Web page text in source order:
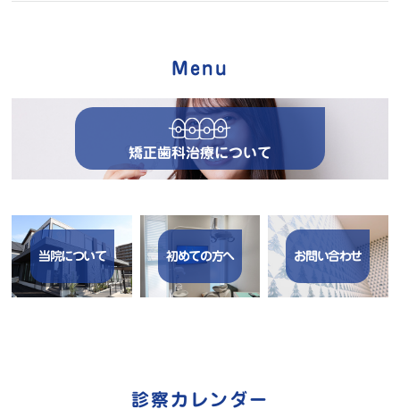
Menu
矯正歯科治療について
当院について 初めての方へ お問い合わせ
診察カレンダー